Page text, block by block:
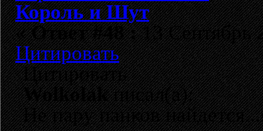
Король и Шут
«Ответ #48 :13 Сентябрь
Цитировать
Цитировать
Wolkolakписал(а):
Не пару панков